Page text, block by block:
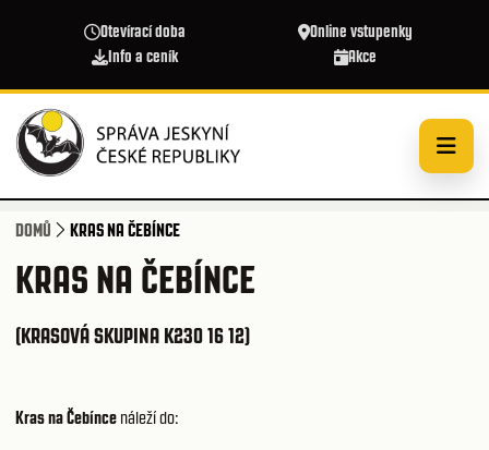
Otevírací doba
Online vstupenky
Info a ceník
Akce
DOMŮ KRAS NA ČEBÍNCE
KRAS NA ČEBÍNCE
(KRASOVÁ SKUPINA K230 16 12)
Kras na Čebínce náleží do: